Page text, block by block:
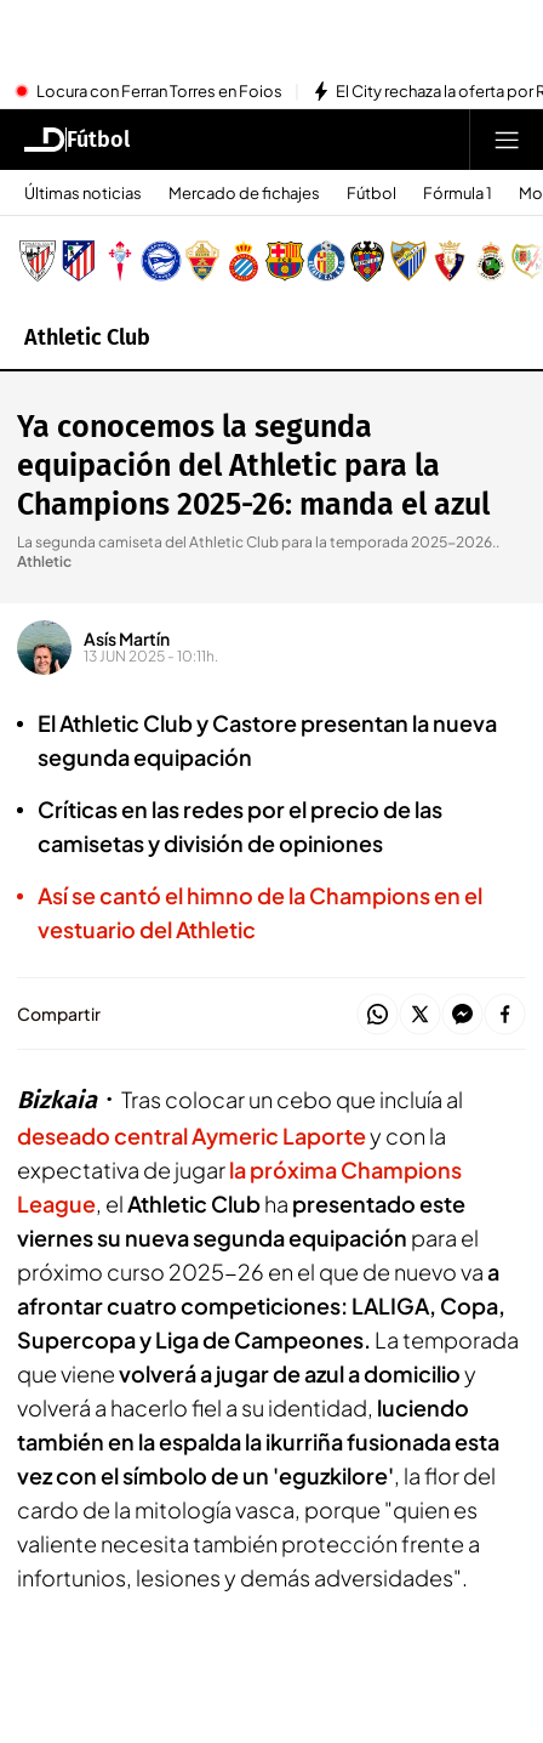
Locura con Ferran Torres en Foios El City rechaza la oferta por
Fútbol
Últimas noticias Mercado de fichajes Fútbol Fórmula 1
Athletic Club
Ya conocemos la segunda
equipación del Athletic para la
Champions 2025-26: manda el azul
La segunda camiseta del Athletic Club para la temporada 2025-2026..
Athletic
Asís Martín
13 JUN 2025 - 10:11h.
El Athletic Club y Castore presentan la nueva
segunda equipación
Críticas en las redes por el precio de las
camisetas y división de opiniones
Así se cantó el himno de la Champions en el
vestuario del Athletic
Compartir
Bizkaia
Tras colocar un cebo que incluía al
deseado central Aymeric Laportey con la
expectativa de jugarla próxima Champions
League, elAthletic Clubha presentado este
viernes su nueva segunda equipación para el
próximo curso 2025-26 en el que de nuevo vaa
afrontar cuatro competiciones: LALIGA, Copa,
Supercopa y Liga de Campeones. La temporada
que vienevolverá a jugar de azul a domicilioy
volverá a hacerlo fiel a su identidad, luciendo
también en la espalda la ikurriña fusionada esta
vez con el símbolo de un 'eguzkilore', la flor del
cardo de la mitología vasca, porque "quien es
valiente necesita también protección frente a
infortunios, lesiones y demás adversidades".